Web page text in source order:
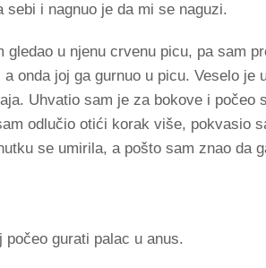
i nagnuo je da mi se naguzi.
gledao u njenu crvenu picu, pa sam
onda joj ga gurnuo u picu. Veselo je
Uhvatio sam je za bokove i počeo
odlučio otići korak više, pokvasio
se umirila, a pošto sam znao da
gurati palac u anus.